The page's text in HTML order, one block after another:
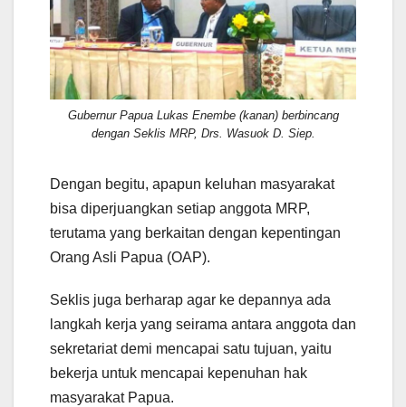
Gubernur Papua Lukas Enembe (kanan) berbincang
dengan Seklis MRP, Drs. Wasuok D. Siep.
Dengan begitu, apapun keluhan masyarakat
bisa diperjuangkan setiap anggota MRP,
terutama yang berkaitan dengan kepentingan
Orang Asli Papua (OAP).
Seklis juga berharap agar ke depannya ada
langkah kerja yang seirama antara anggota dan
sekretariat demi mencapai satu tujuan, yaitu
bekerja untuk mencapai kepenuhan hak
masyarakat Papua.